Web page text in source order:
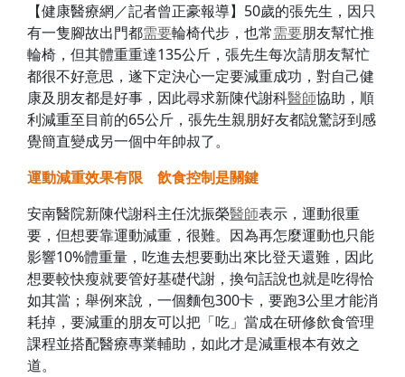
【健康醫療網／記者曾正豪報導】50歲的張先生，因只
有一隻腳故出門都需要輪椅代步，也常需要朋友幫忙推
輪椅，但其體重重達135公斤，張先生每次請朋友幫忙
都很不好意思，遂下定決心一定要減重成功，對自己健
康及朋友都是好事，因此尋求新陳代謝科醫師協助，順
利減重至目前的65公斤，張先生親朋好友都說驚訝到感
覺簡直變成另一個中年帥叔了。
運動減重效果有限 飲食控制是關鍵
安南醫院新陳代謝科主任沈振榮醫師表示，運動很重
要，但想要靠運動減重，很難。因為再怎麼運動也只能
影響10%體重量，吃進去想要動出來比登天還難，因此
想要較快瘦就要管好基礎代謝，換句話說也就是吃得恰
如其當；舉例來說，一個麵包300卡，要跑3公里才能消
耗掉，要減重的朋友可以把「吃」當成在研修飲食管理
課程並搭配醫療專業輔助，如此才是減重根本有效之
道。